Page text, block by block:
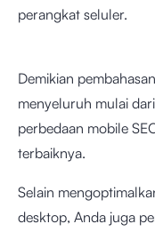
perangkat seluler.
Demikian
menyeluruh mulai
perbedaan mobile
terbaiknya.
Selain
desktop, Anda juga